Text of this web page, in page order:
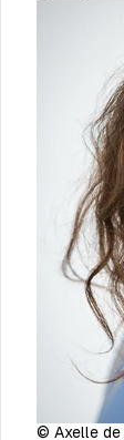
© Axelle de